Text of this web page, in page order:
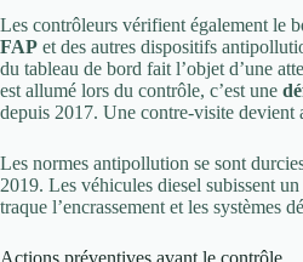
Les contrôleurs vérifient également le
FAP et des autres dispositifs
du tableau de bord fait l’objet d’une
est allumé lors du contrôle, c’est une
depuis 2017. Une contre-visite devient
Les normes antipollution se sont
2019. Les véhicules diesel subissent
traque l’encrassement et les systèmes
Actions préventives avant le contrôle